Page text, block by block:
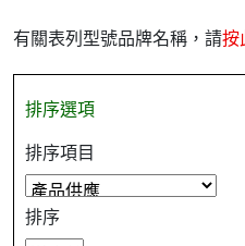
有關表列型號品牌名稱，請按
排序選項
排序項目
排序